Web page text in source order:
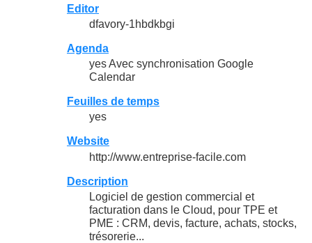
Editor
dfavory-1hbdkbgi
Agenda
yes Avec synchronisation Google
Calendar
Feuilles de temps
yes
Website
http://www.entreprise-facile.com
Description
Logiciel de gestion commercial et
facturation dans le Cloud, pour TPE et
PME : CRM, devis, facture, achats, stocks,
trésorerie...